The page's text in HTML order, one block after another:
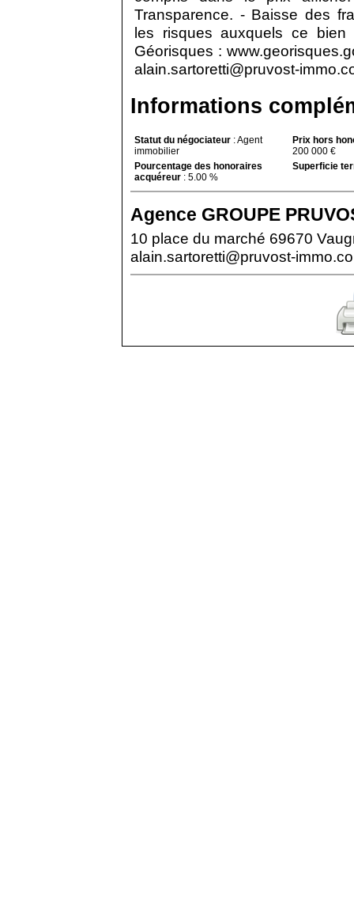
Transparence. - Baisse des
les risques auxquels ce
Géorisques :
alain.sartoretti@pruvost-
Informations
Statut du négociateur :Agent
immobilier
Prix hors
200 000 €
Pourcentage des honoraires
acquéreur : 5.00 %
Superficie
Agence GROUPE
10 place du marché 69670
alain.sartoretti@pruvost-